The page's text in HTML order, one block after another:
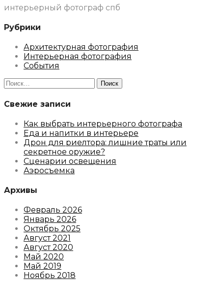
интерьерный фотограф спб
Рубрики
Архитектурная фотография
Интерьерная фотография
События
Найти:
Свежие записи
Как выбрать интерьерного фотографа
Еда и напитки в интерьере
Дрон для риелтора: лишние траты или
секретное оружие?
Сценарии освещения
Аэросъемка
Архивы
Февраль 2026
Январь 2026
Октябрь 2025
Август 2021
Август 2020
Май 2020
Май 2019
Ноябрь 2018